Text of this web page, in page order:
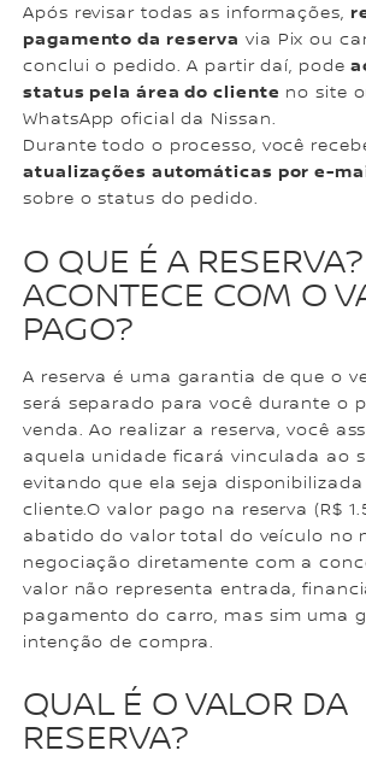
Após revisar todas as informações,
pagamento da reserva via Pix ou
conclui o pedido. A partir daí, pode
status pela área do cliente no site
WhatsApp oficial da Nissan.
Durante todo o processo, você
atualizações automáticas por e-
sobre o status do pedido.
O QUE É A
ACONTECE COM O
PAGO?
A reserva é uma garantia de que o
será separado para você durante o
venda. Ao realizar a reserva, você
aquela unidade ficará vinculada ao
evitando que ela seja
cliente.O valor pago na reserva (R$
abatido do valor total do veículo no
negociação diretamente com a
valor não representa entrada,
pagamento do carro, mas sim uma
intenção de compra.
QUAL É O VALOR DA
RESERVA?